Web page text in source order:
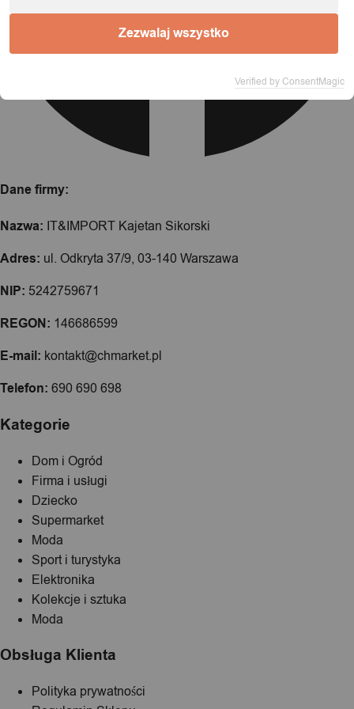
Dane firmy:
Nazwa: IT&IMPORT Kajetan Sikorski
Adres: ul. Odkryta 37/9, 03-140 Warszawa
NIP: 5242759671
REGON: 146686599
E-mail: kontakt@chmarket.pl
Telefon: 690 690 698
Kategorie
Dom i Ogród
Firma i usługi
Dziecko
Supermarket
Moda
Sport i turystyka
Elektronika
Kolekcje i sztuka
Moda
Obsługa Klienta
Polityka prywatności
Zezwalaj wszystko
Verified by ConsentMagic